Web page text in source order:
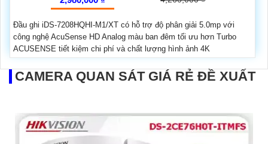
Đầu ghi iDS-7208HQHI-M1/XT có hỗ trợ độ phân giải 5.0mp với
công nghệ AcuSense HD Analog màu ban đêm tối ưu hơn Turbo
ACUSENSE tiết kiệm chi phí và chất lượng hình ảnh 4K
CAMERA QUAN SÁT GIÁ RẺ ĐỀ XUẤT